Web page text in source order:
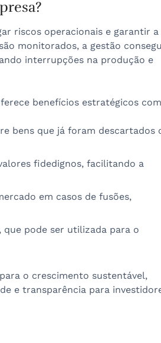
riscos operacionais e garantir a
monitorados, a gestão
interrupções na produção e
benefícios estratégicos
bens que já foram descartados
fidedignos, facilitando a
em casos de fusões,
pode ser utilizada para o
o crescimento sustentável,
e transparência para